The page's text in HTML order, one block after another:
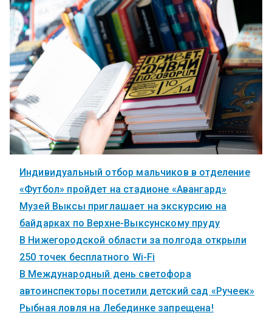
Индивидуальный отбор мальчиков в отделение
«Футбол» пройдет на стадионе «Авангард»
Музей Выксы приглашает на экскурсию на
байдарках по Верхне-Выксунскому пруду
В Нижегородской области за полгода открыли
250 точек бесплатного Wi-Fi
В Международный день светофора
автоинспекторы посетили детский сад «Ручеек»
Рыбная ловля на Лебединке запрещена!